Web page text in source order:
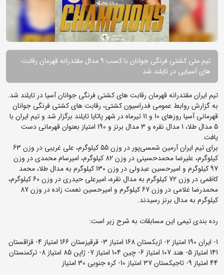
تیم ملی کشتی فرنگی جوانان با کسب 9 مدال مقتدرانه قهرمان رقابت
های آسیایی در تایلند شد
تیم ایران مقتدرانه قهرمان رقابت های کشتی فرنگی جوانان آسیا در تایلند شد.
به گزارش روابط عمومی فدراسیون کشتی، رقابت های کشتی فرنگی جوانان
قهرمانی آسیا روزهای 10 و 11 تیرماه در شهر پاتایا تایلند برگزار شد و تیم ایران با
5 مدال طلا، 1 مدال نقره و 3 مدال برنز و 190 امتیاز بعنوان قهرمانی دست
یافت.
برای تیم ایران آرمین شمسی‌پور در وزن 55 کیلوگرم، علی غریبی در وزن 63
کیلوگرم، علیرضا محمدحسینی در وزن 82 کیلوگرم، امیرسام محمدی در وزن
97 کیلوگرم و امیرحسین عبدولی در وزن 130 کیلوگرم به مدال طلا، محمد
کاظمی در وزن 72 کیلوگرم به مدال نقره، امیرعلی حیدری در وزن 60 کیلوگرم،
محمدرضا غلامی در وزن 67 کیلوگرم و امیرحسین نعمت زاده در وزن 87
کیلوگرم به مدال برنز رسیدند.
رده بندی تیمی این مسابقات به شرح زیر است:
1- ایران 190 امتیاز 2- ازبکستان 168 امتیاز 3- قرقیزستان 166 امتیاز 4- قزاقستان
141 امتیاز 5- هند 107 امتیاز 6- چین 104 امتیاز 7- ژاپن 85 امتیاز 8- ترکمنستان
44 امتیاز 9- تاجیکستان 37 امتیاز 10- کره جنوبی 30 امتیاز